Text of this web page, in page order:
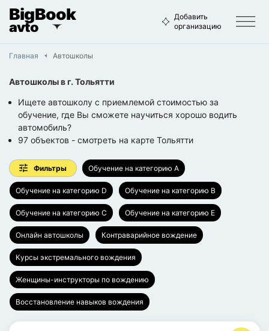
BigBook
avto
Добавить
организацию
Главная Автошколы
Автошколыв г. Тольятти
Ищете автошколу с приемлемой стоимостью за
обучение, где Вы сможете научиться хорошо водить
автомобиль?
97 объектов - смотреть на карте Тольятти
Фильтры Обучение на категорию A
Обучение на категорию D Обучение на категорию B
Обучение на категорию C Обучение на категорию E
Онлайн автошколы Контраварийное вождение
Курсы экстремального вождения
Женщины-инструкторы по вождению
Восстановление навыков вождения